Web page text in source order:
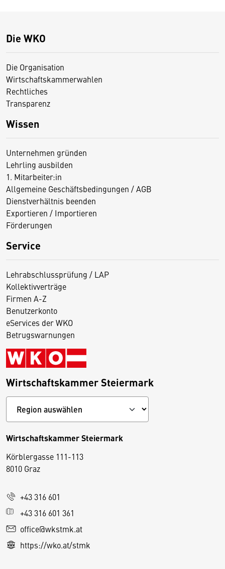
Die WKO
Die Organisation
Wirtschaftskammerwahlen
Rechtliches
Transparenz
Wissen
Unternehmen gründen
Lehrling ausbilden
1. Mitarbeiter:in
Allgemeine Geschäftsbedingungen / AGB
Dienstverhältnis beenden
Exportieren / Importieren
Förderungen
Service
Lehrabschlussprüfung / LAP
Kollektivverträge
Firmen A-Z
Benutzerkonto
eServices der WKO
Betrugswarnungen
Wirtschaftskammer Steiermark
Wirtschaftskammer Steiermark
Körblergasse 111-113
8010 Graz
+43 316 601
+43 316 601 361
office@wkstmk.at
https://wko.at/stmk
D
i
s
e
S
e